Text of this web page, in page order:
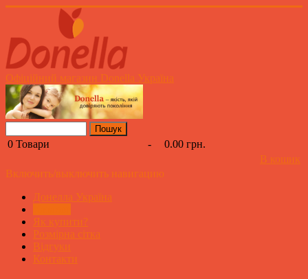
Офіційний магазин Donella Україна
0 Товари -
0.00 грн.
В кошик
Включить/выключить навигацию
Донелла Україна
Як купити?
Розмірна сітка
Відгуки
Контакти